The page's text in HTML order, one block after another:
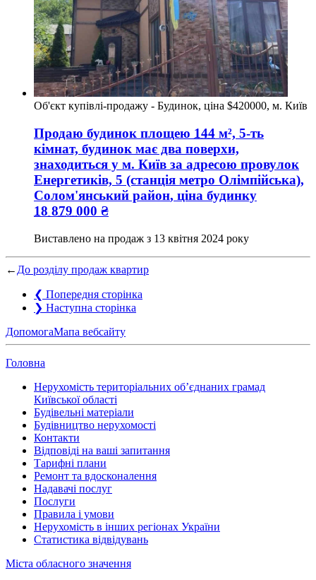
Об'єкт купівлі-продажу - Будинок, ціна $420000, м. Київ
Продаю будинок площею 144 м², 5-ть
кімнат, будинок має два поверхи,
знаходиться у м. Київ за адресою провулок
Енергетиків, 5 (станція метро Олімпійська),
Солом'янський район, ціна будинку
18 879 000 ₴
Виставлено на продаж з 13 квітня 2024 року
← До розділу продаж квартир
❮ Попередня сторінка
❯ Наступна сторінка
ДопомогаМапа вебсайту
Головна
Нерухомість територіальних об’єднаних грамад
Київської області
Будівельні матеріали
Будівництво нерухомості
Контакти
Відповіді на ваші запитання
Тарифні плани
Ремонт та вдосконалення
Надавачі послуг
Послуги
Правила і умови
Нерухомість в інших регіонах України
Статистика відвідувань
Міста обласного значення